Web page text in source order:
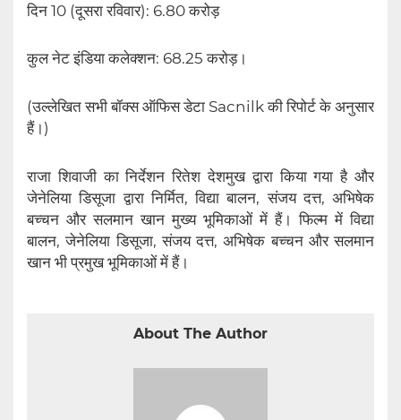
दिन 10 (दूसरा रविवार): 6.80 करोड़
कुल नेट इंडिया कलेक्शन: 68.25 करोड़।
(उल्लेखित सभी बॉक्स ऑफिस डेटा Sacnilk की रिपोर्ट के अनुसार
हैं।)
राजा शिवाजी का निर्देशन रितेश देशमुख द्वारा किया गया है और
जेनेलिया डिसूजा द्वारा निर्मित, विद्या बालन, संजय दत्त, अभिषेक
बच्चन और सलमान खान मुख्य भूमिकाओं में हैं। फिल्म में विद्या
बालन, जेनेलिया डिसूजा, संजय दत्त, अभिषेक बच्चन और सलमान
खान भी प्रमुख भूमिकाओं में हैं।
About The Author